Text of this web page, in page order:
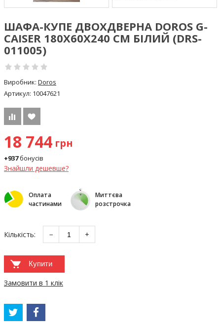
ШАФА-КУПЕ ДВОХДВЕРНА DOROS G-
CAISER 180Х60Х240 СМ БІЛИЙ (DRS-
011005)
Виробник: Doros
Артикул: 10047621
18 744 грн
+937бонусів
Знайшли дешевше?
Оплата
частинами
Миттєва
розстрочка
Кількість: − +
Купити
Замовити в 1 клік